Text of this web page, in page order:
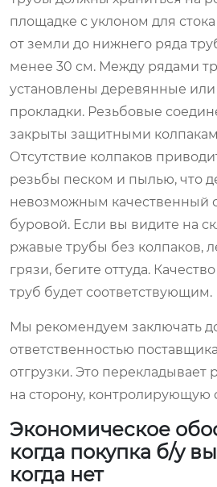
площадке с уклоном для
от земли до нижнего ряда
менее 30 см. Между рядами
установлены деревянные
прокладки. Резьбовые
закрыты защитными
Отсутствие колпаков
резьбы песком и пылью, что
невозможным качественный
буровой. Если вы видите на
ржавые трубы без колпаков,
грязи, бегите оттуда.
труб будет соответствующим.
Мы рекомендуем заключать
ответственностью
отгрузки. Это
на сторону, контролирующую
Экономическое
когда покупка б/у
когда нет